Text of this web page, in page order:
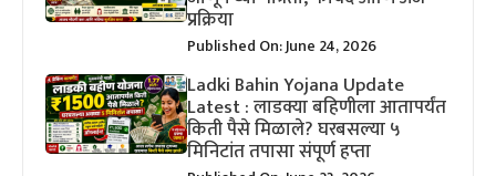
प्रक्रिया
Published On: June 24, 2026
Ladki Bahin Yojana Update
Latest : लाडक्या बहिणीला आतापर्यंत
किती पैसे मिळाले? घरबसल्या ५
मिनिटांत तपासा संपूर्ण हप्ता